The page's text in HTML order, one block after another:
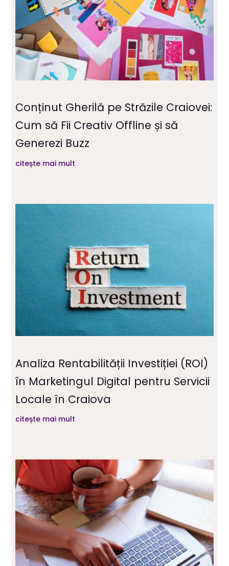
Conținut Gherilă pe Străzile Craiovei:
Cum să Fii Creativ Offline și să
Generezi Buzz
citește mai mult
Analiza Rentabilității Investiției (ROI)
în Marketingul Digital pentru Servicii
Locale în Craiova
citește mai mult